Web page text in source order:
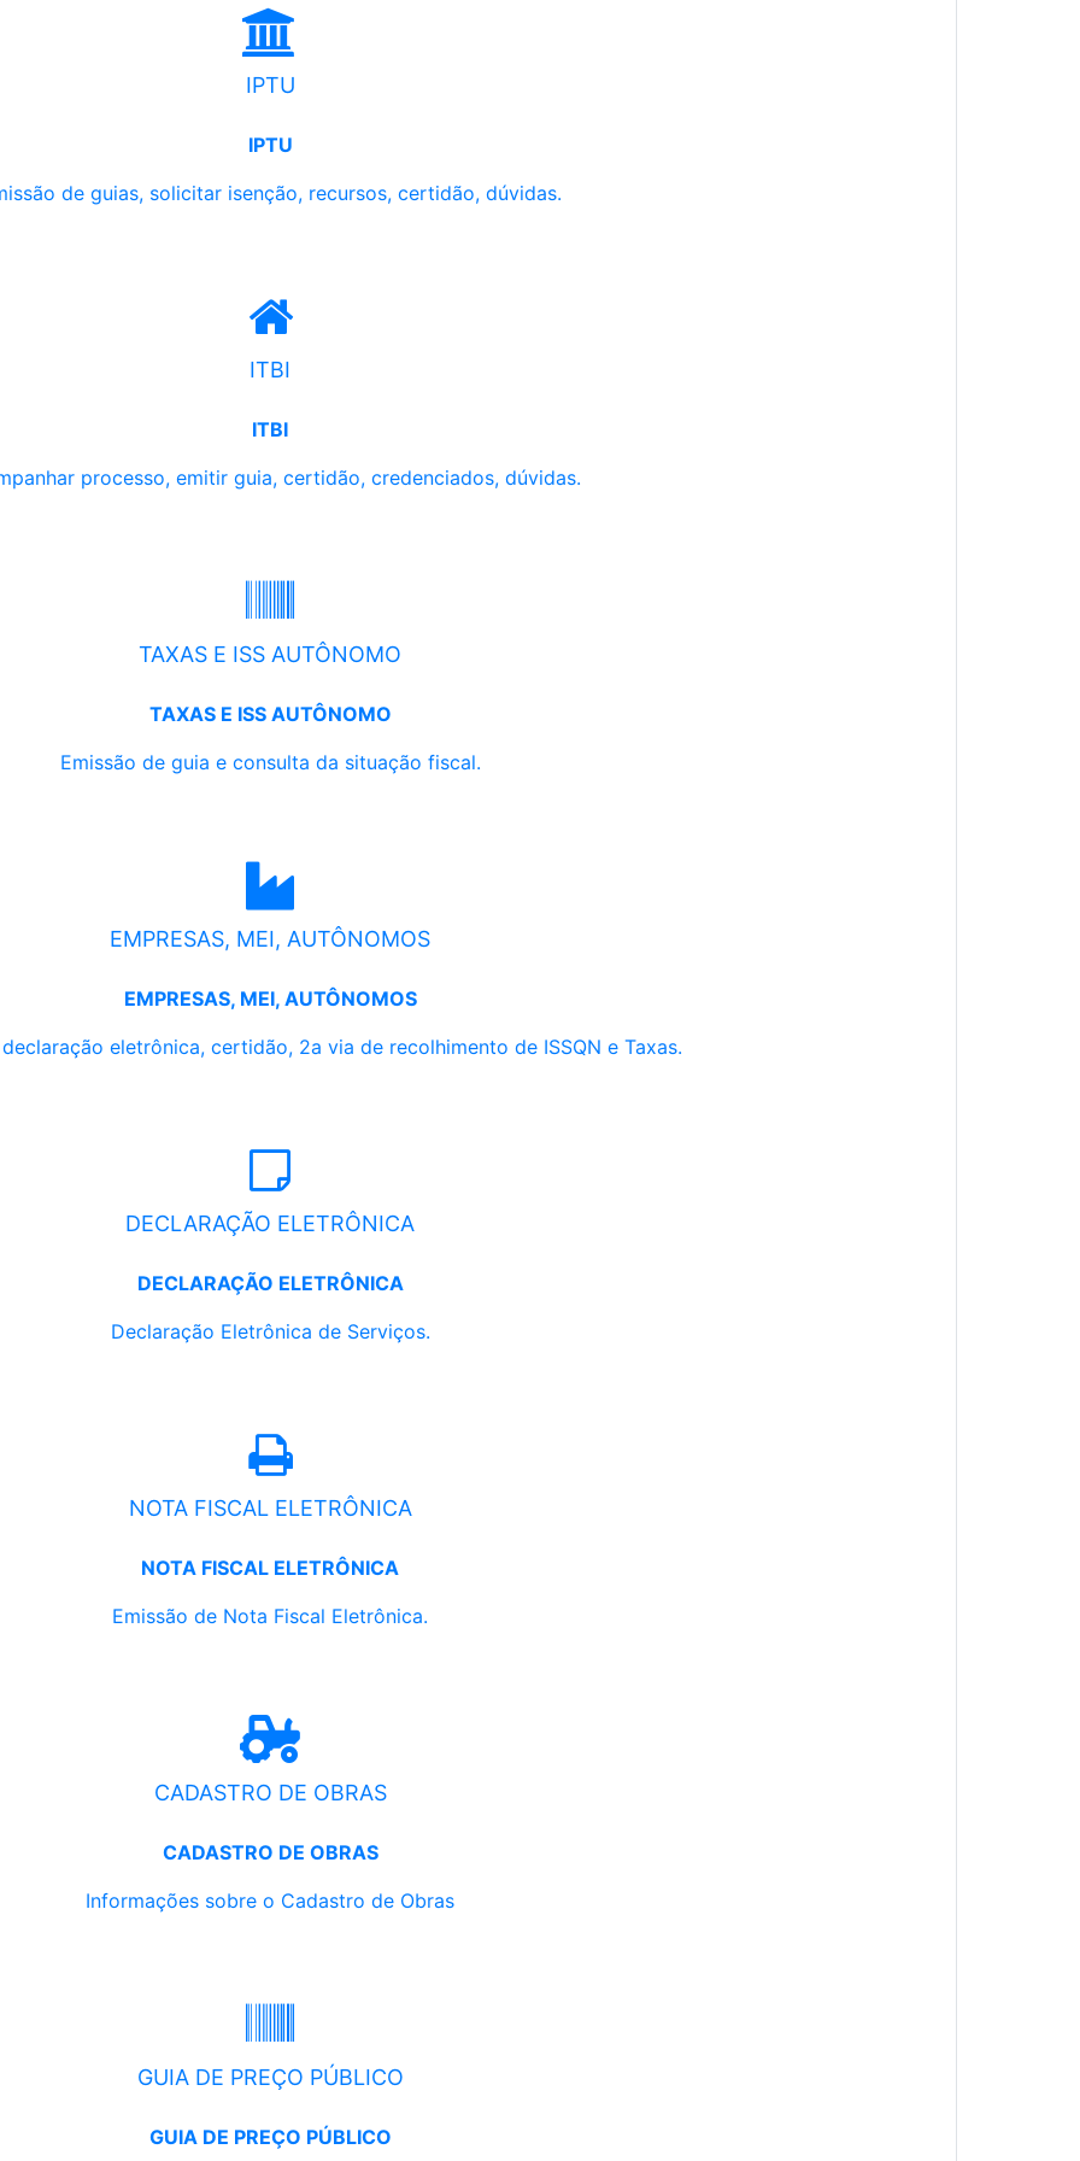
IPTU
IPTU
de guias, solicitar isenção, recursos, certidão, dúvidas.
ITBI
ITBI
processo, emitir guia, certidão, credenciados, dúvidas.
TAXAS E ISS AUTÔNOMO
TAXAS E ISS AUTÔNOMO
Emissão de guia e consulta da situação fiscal.
EMPRESAS, MEI, AUTÔNOMOS
EMPRESAS, MEI, AUTÔNOMOS
eletrônica, certidão, 2a via de recolhimento de ISSQN e Taxas.
DECLARAÇÃO ELETRÔNICA
DECLARAÇÃO ELETRÔNICA
Declaração Eletrônica de Serviços.
NOTA FISCAL ELETRÔNICA
NOTA FISCAL ELETRÔNICA
Emissão de Nota Fiscal Eletrônica.
CADASTRO DE OBRAS
CADASTRO DE OBRAS
Informações sobre o Cadastro de Obras
GUIA DE PREÇO PÚBLICO
GUIA DE PREÇO PÚBLICO